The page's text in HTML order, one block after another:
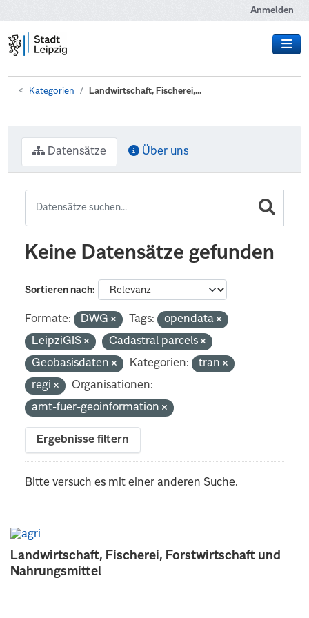
Anmelden
Kategorien Landwirtschaft, Fischerei,...
Landwirtschaft, Fischerei, Forstwirtschaft und
Nahrungsmittel
Datensätze Über uns
Keine Datensätze gefunden
Sortieren nach
Formate: DWG Tags:
opendata
LeipziGIS
Cadastral parcels
Geobasisdaten
Kategorien:
tran
regi
Organisationen:
amt-fuer-geoinformation
Ergebnisse filtern
Bitte versuch es mit einer anderen Suche.